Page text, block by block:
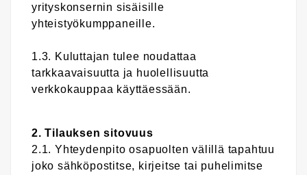
yrityskonsernin sisäisille
yhteistyökumppaneille.
1.3. Kuluttajan tulee noudattaa
tarkkaavaisuutta ja huolellisuutta
verkkokauppaa käyttäessään.
2. Tilauksen sitovuus
2.1. Yhteydenpito osapuolten välillä tapahtuu
joko sähköpostitse, kirjeitse tai puhelimitse